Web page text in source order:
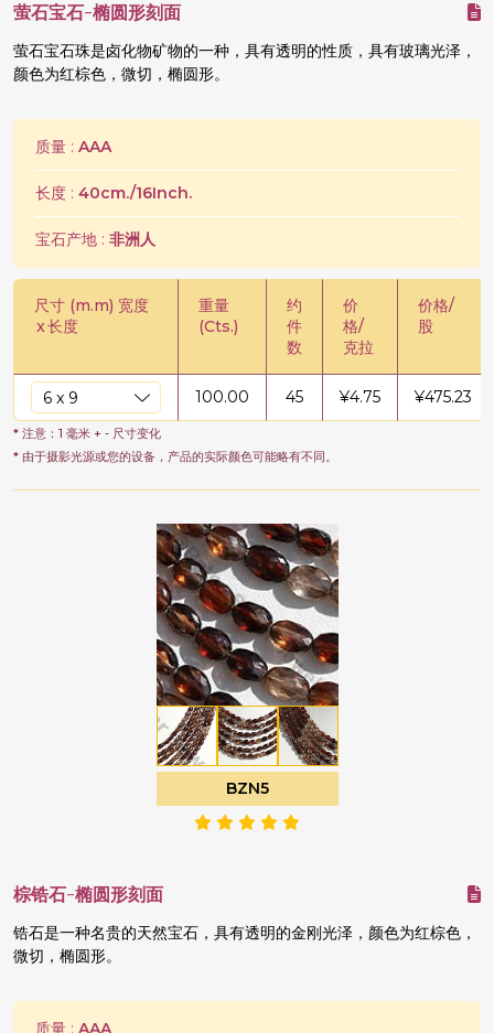
萤石宝石-椭圆形刻面
萤石宝石珠是卤化物矿物的一种，具有透明的性质，具有玻璃光泽，
颜色为红棕色，微切，椭圆形。
质量 : AAA
长度 : 40cm./16Inch.
宝石产地 : 非洲人
尺寸 (m.m) 宽度
x长度
重量
(Cts.)
约
件
数
价
格/
克拉
价格/
股
100.00 45 ¥4.75 ¥475.23
* 注意：1 毫米 + - 尺寸变化
* 由于摄影光源或您的设备，产品的实际颜色可能略有不同。
BZN5
棕锆石-椭圆形刻面
锆石是一种名贵的天然宝石，具有透明的金刚光泽，颜色为红棕色，
微切，椭圆形。
质量 : AAA